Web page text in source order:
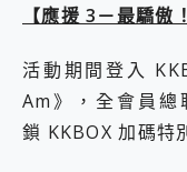
【應援 3－最驕傲
活動期間登入
Am》，全會員
鎖 KKBOX 加碼特